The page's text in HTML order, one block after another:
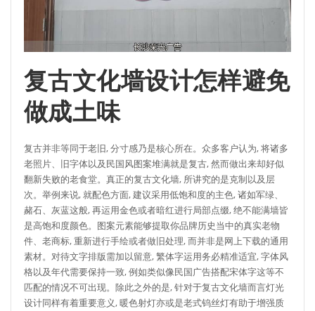
复古文化墙设计怎样避免
做成土味
复古并非等同于老旧, 分寸感乃是核心所在。众多客户认为, 将诸多
老照片、旧字体以及民国风图案堆满就是复古, 然而做出来却好似
翻新失败的老食堂。真正的复古文化墙, 所讲究的是克制以及层
次。举例来说, 就配色方面, 建议采用低饱和度的主色, 诸如军绿、
赭石、灰蓝这般, 再运用金色或者暗红进行局部点缀, 绝不能满墙皆
是高饱和度颜色。图案元素能够提取你品牌历史当中的真实老物
件、老商标, 重新进行手绘或者做旧处理, 而并非是网上下载的通用
素材。对待文字排版需加以留意, 繁体字运用务必精准适宜, 字体风
格以及年代需要保持一致, 例如类似像民国广告搭配宋体字这等不
匹配的情况不可出现。除此之外的是, 针对于复古文化墙而言灯光
设计同样有着重要意义, 暖色射灯亦或是老式钨丝灯有助于增强质